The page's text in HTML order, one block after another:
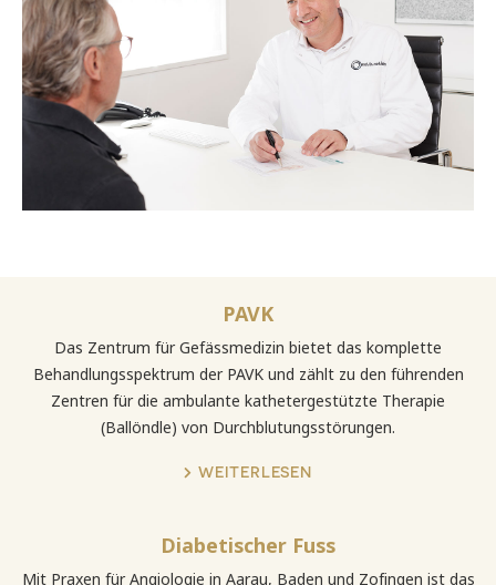
PAVK
Das Zentrum für Gefässmedizin bietet das komplette
Behandlungsspektrum der PAVK und zählt zu den führenden
Zentren für die ambulante kathetergestützte Therapie
(Ballöndle) von Durchblutungsstörungen.
WEITERLESEN
Diabetischer Fuss
Mit Praxen für Angiologie in Aarau, Baden und Zofingen ist das